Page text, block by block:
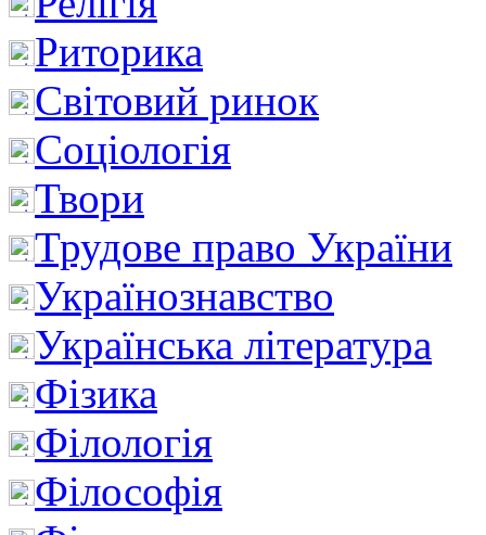
Риторика
Світовий ринок
Соціологія
Твори
Трудове право України
Українознавство
Українська література
Фізика
Філологія
Філософія